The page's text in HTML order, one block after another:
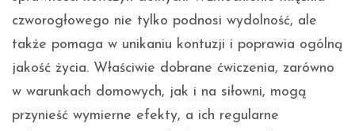
czworogłowego nie tylko podnosi wydolność, ale
także pomaga w unikaniu kontuzji i poprawia ogólną
jakość życia. Właściwie dobrane ćwiczenia, zarówno
w warunkach domowych, jak i na siłowni, mogą
przynieść wymierne efekty, a ich regularne